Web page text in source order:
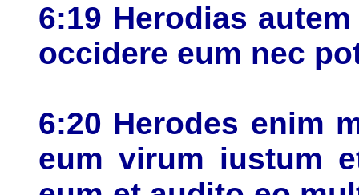
6:19 Herodias
occidere eum nec
6:20 Herodes enim
eum virum iustum